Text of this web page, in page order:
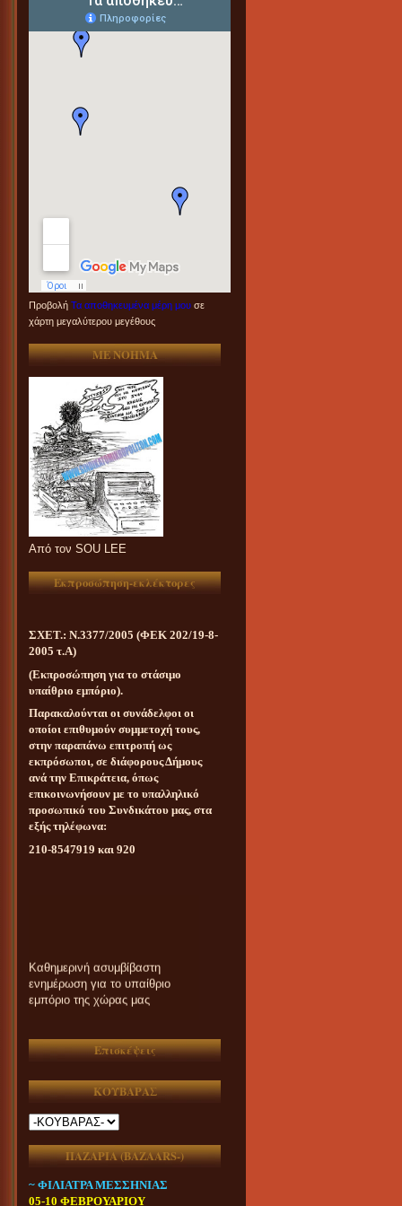
Προβολή Τα αποθηκευμένα μέρη μου σε
χάρτη μεγαλύτερου μεγέθους
ME NOHMA
Aπό τον SOU LEE
Εκπροσώπηση-εκλέκτορες
ΣΧΕΤ.: Ν.3377/2005 (ΦΕΚ 202/19-8-
2005 τ.Α)
(Εκπροσώπηση για το στάσιμο
υπαίθριο εμπόριο).
Παρακαλούνται οι συνάδελφοι οι
οποίοι επιθυμούν συμμετοχή τους,
στην παραπάνω επιτροπή ως
εκπρόσωποι, σε διάφορους Δήμους
ανά την Επικράτεια, όπως
επικοινωνήσουν με το υπαλληλικό
προσωπικό του Συνδικάτου μας, στα
εξής τηλέφωνα:
210-8547919 και 920
ενημέρωση για το υπαίθριο
εμπόριο της χώρας μας
Επισκέψεις
ΚΟΥΒΑΡΑΣ
ΠΑΖΑΡΙΑ (ΒAZAARS-)
~ ΦΙΛΙΑΤΡΑ ΜΕΣΣΗΝΙΑΣ
05-10 ΦΕΒΡΟΥΑΡΙΟΥ